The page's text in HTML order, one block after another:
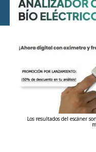
Los resultados del escáner